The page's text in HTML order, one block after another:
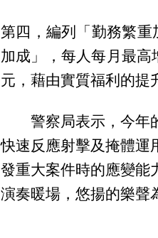
第四，編列「勤務繁
加成」，每人每月最高
元，藉由實質福利的提
警察局表示，今年
快速反應射擊及掩體運
發重大案件時的應變能
演奏暖場，悠揚的樂聲